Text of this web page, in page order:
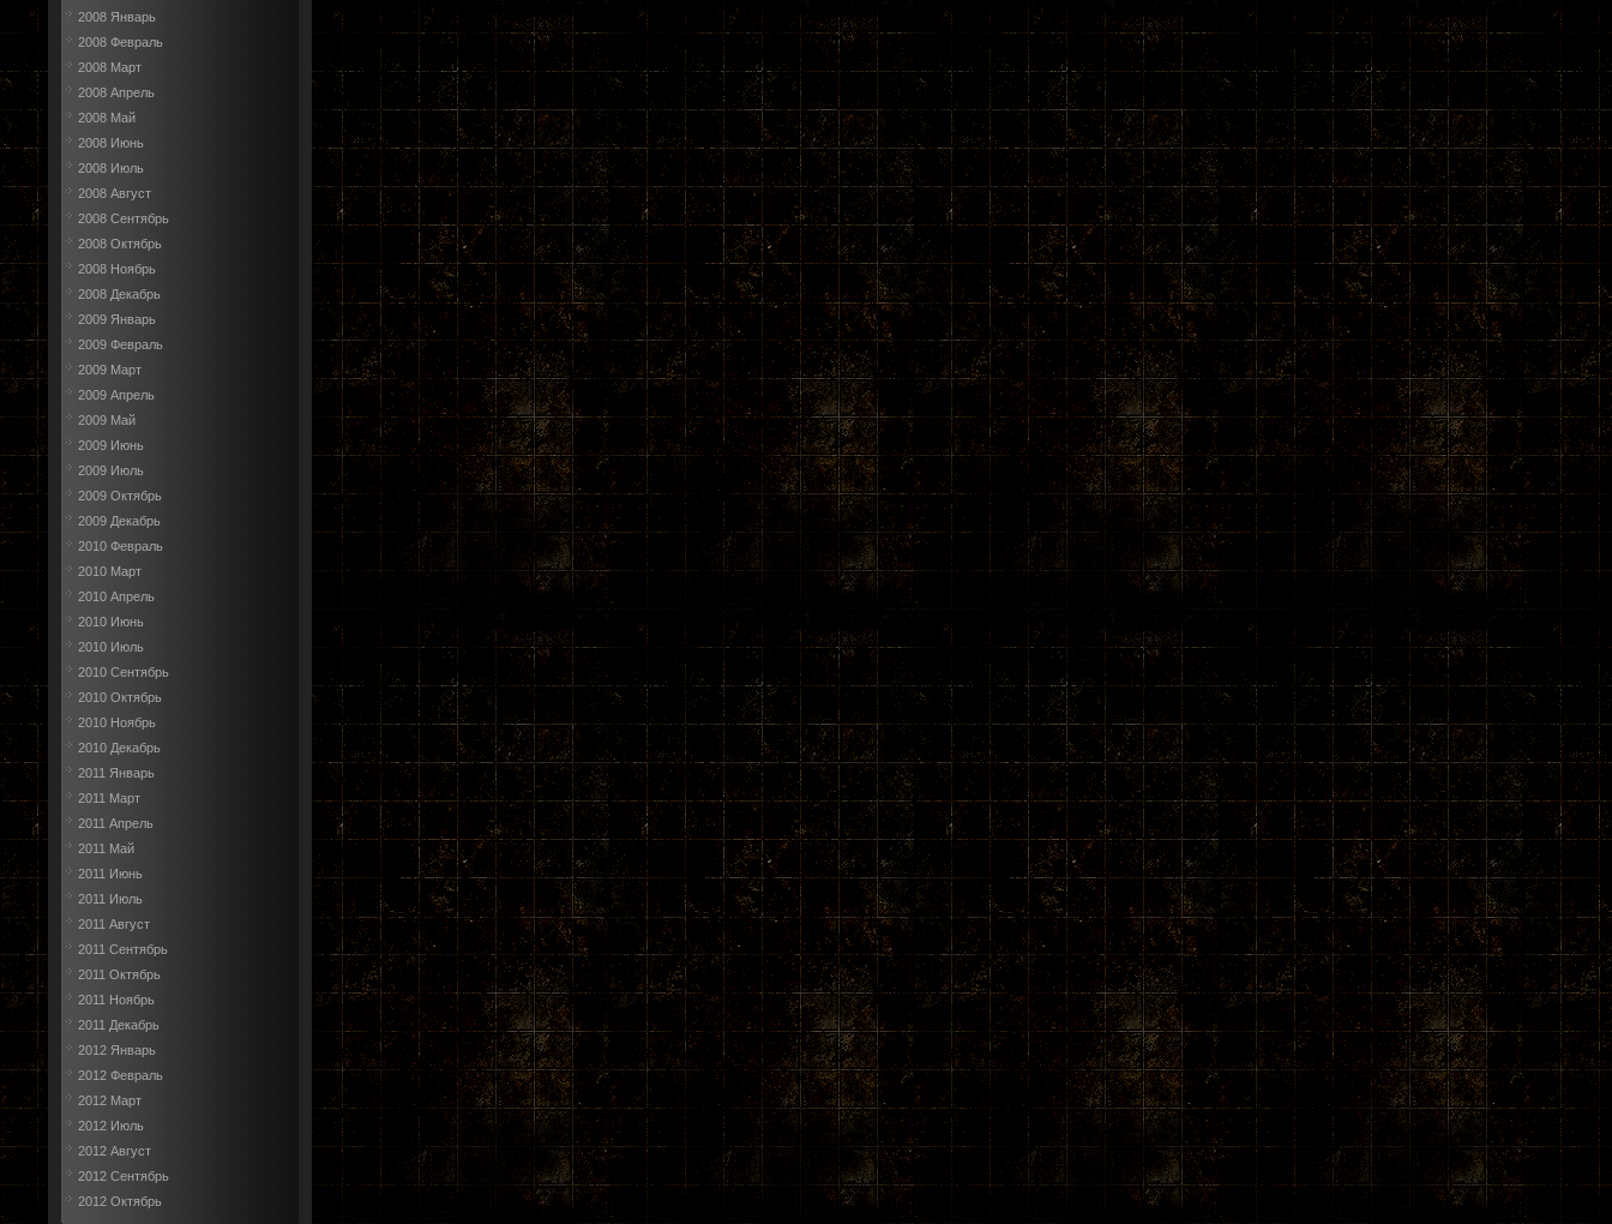
2008 Январь
2008 Февраль
2008 Март
2008 Апрель
2008 Май
2008 Июнь
2008 Июль
2008 Август
2008 Сентябрь
2008 Октябрь
2008 Ноябрь
2008 Декабрь
2009 Январь
2009 Февраль
2009 Март
2009 Апрель
2009 Май
2009 Июнь
2009 Июль
2009 Октябрь
2009 Декабрь
2010 Февраль
2010 Март
2010 Апрель
2010 Июнь
2010 Июль
2010 Сентябрь
2010 Октябрь
2010 Ноябрь
2010 Декабрь
2011 Январь
2011 Март
2011 Апрель
2011 Май
2011 Июнь
2011 Июль
2011 Август
2011 Сентябрь
2011 Октябрь
2011 Ноябрь
2011 Декабрь
2012 Январь
2012 Февраль
2012 Март
2012 Июль
2012 Август
2012 Сентябрь
2012 Октябрь